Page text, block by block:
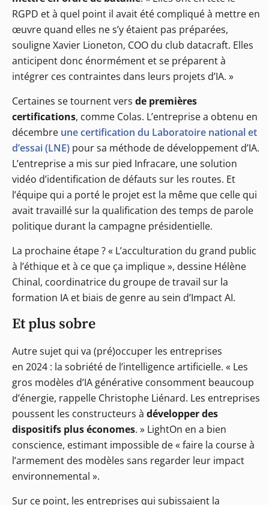
RGPD et à quel point il avait été compliqué à mettre en
œuvre quand elles ne s’y étaient pas préparées,
souligne Xavier Lioneton, COO du club datacraft. Elles
anticipent donc énormément et se préparent à
intégrer ces contraintes dans leurs projets d’IA. »
Certaines se tournent vers de premières
certifications, comme Colas. L’entreprise a obtenu en
décembre une certification du Laboratoire national et
d’essai (LNE) pour sa méthode de développement d’IA.
L’entreprise a mis sur pied Infracare, une solution
vidéo d’identification de défauts sur les routes. Et
l’équipe qui a porté le projet est la même que celle qui
avait travaillé sur la qualification des temps de parole
politique durant la campagne présidentielle.
La prochaine étape ? « L’acculturation du grand public
à l’éthique et à ce que ça implique », dessine Hélène
Chinal, coordinatrice du groupe de travail sur la
formation IA et biais de genre au sein d’Impact AI.
Et plus sobre
Autre sujet qui va (pré)occuper les entreprises
en 2024 : la sobriété de l’intelligence artificielle. « Les
gros modèles d’IA générative consomment beaucoup
d’énergie, rappelle Christophe Liénard. Les entreprises
poussent les constructeurs à développer des
dispositifs plus économes. » LightOn en a bien
conscience, estimant impossible de « faire la course à
l’armement des modèles sans regarder leur impact
environnemental ».
Sur ce point, les entreprises qui subissaient la